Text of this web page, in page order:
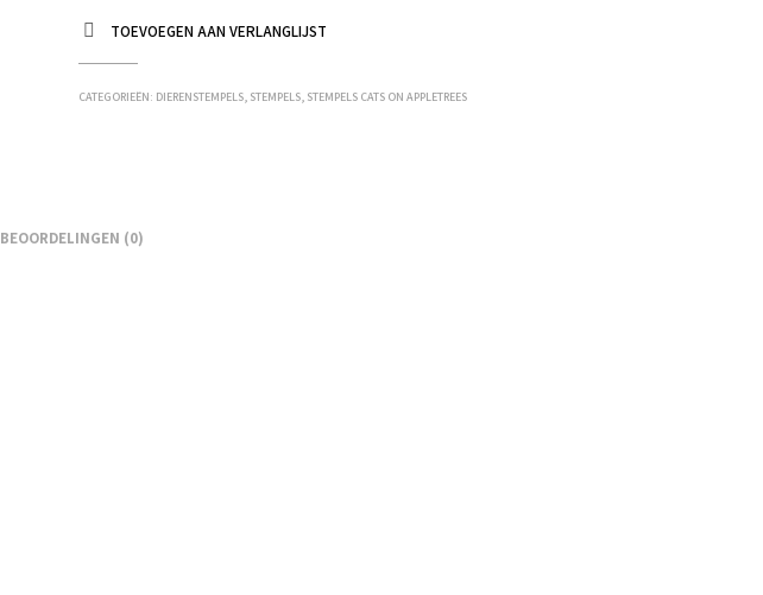
TOEVOEGEN AAN VERLANGLIJST
CATEGORIEËN: DIERENSTEMPELS, STEMPELS, STEMPELS CATS ON APPLETREES
BEOORDELINGEN (0)